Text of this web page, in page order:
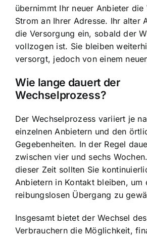
übernimmt Ihr neuer Anbieter
Strom an Ihrer Adresse. Ihr alter
die Versorgung ein, sobald der
vollzogen ist. Sie bleiben
versorgt, jedoch von einem
Wie lange dauert der
Wechselprozess?
Der Wechselprozess variiert je
einzelnen Anbietern und den
Gegebenheiten. In der Regel
zwischen vier und sechs
dieser Zeit sollten Sie
Anbietern in Kontakt bleiben, um
reibungslosen Übergang zu
Insgesamt bietet der Wechsel
Verbrauchern die Möglichkeit,